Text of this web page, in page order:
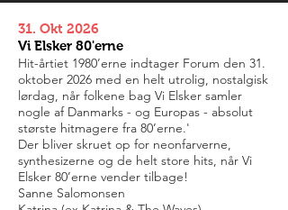
31. Okt 2026
Vi Elsker 80'erne
Hit-årtiet 1980’erne indtager Forum den 31.
oktober 2026 med en helt utrolig, nostalgisk
lørdag, når folkene bag Vi Elsker samler
nogle af Danmarks - og Europas - absolut
største hitmagere fra 80’erne.'
Der bliver skruet op for neonfarverne,
synthesizerne og de helt store hits, når Vi
Elsker 80’erne vender tilbage!
Sanne Salomonsen